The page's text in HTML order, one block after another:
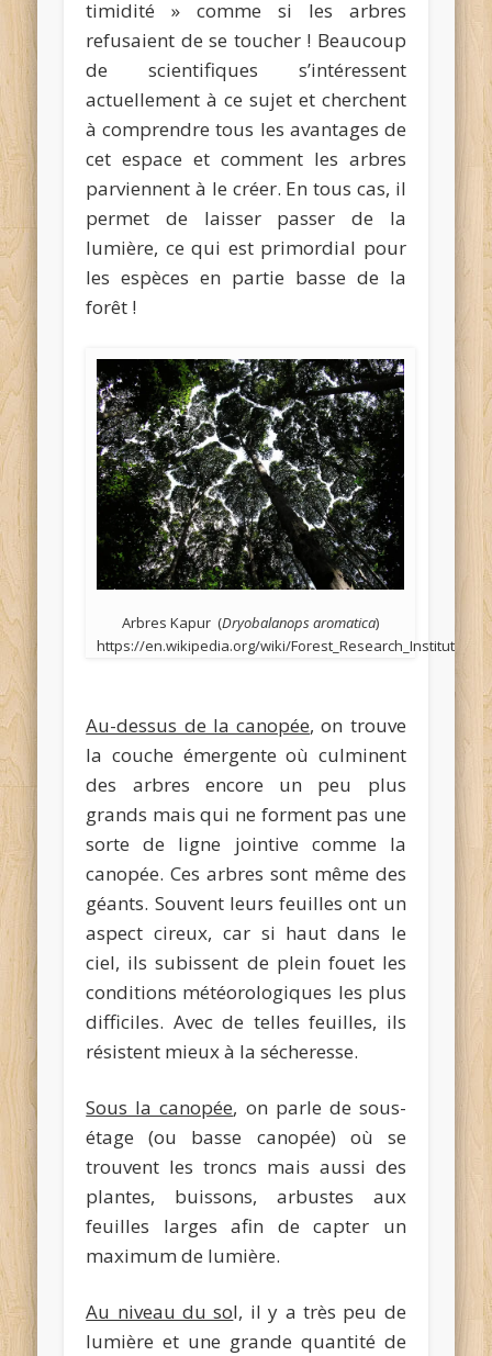
timidité » comme si les arbres
refusaient de se toucher ! Beaucoup
de scientifiques s’intéressent
actuellement à ce sujet et cherchent
à comprendre tous les avantages de
cet espace et comment les arbres
parviennent à le créer. En tous cas, il
permet de laisser passer de la
lumière, ce qui est primordial pour
les espèces en partie basse de la
forêt !
Arbres Kapur (Dryobalanops aromatica)
https://en.wikipedia.org/wiki/
Au-dessus de la canopée, on trouve
la couche émergente où culminent
des arbres encore un peu plus
grands mais qui ne forment pas une
sorte de ligne jointive comme la
canopée. Ces arbres sont même des
géants. Souvent leurs feuilles ont un
aspect cireux, car si haut dans le
ciel, ils subissent de plein fouet les
conditions météorologiques les plus
difficiles. Avec de telles feuilles, ils
résistent mieux à la sécheresse.
Sous la canopée, on parle de sous-
étage (ou basse canopée) où se
trouvent les troncs mais aussi des
plantes, buissons, arbustes aux
feuilles larges afin de capter un
maximum de lumière.
Au niveau du sol, il y a très peu de
lumière et une grande quantité de